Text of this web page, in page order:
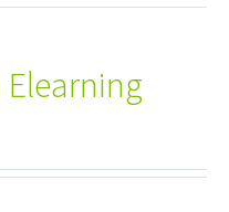
Elearning